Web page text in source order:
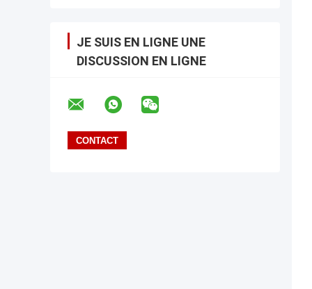
JE SUIS EN LIGNE UNE
DISCUSSION EN LIGNE